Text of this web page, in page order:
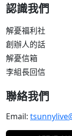
認識我們
解憂福利社
創辦人的話
解憂信箱
李組長回信
聯絡我們
Email: